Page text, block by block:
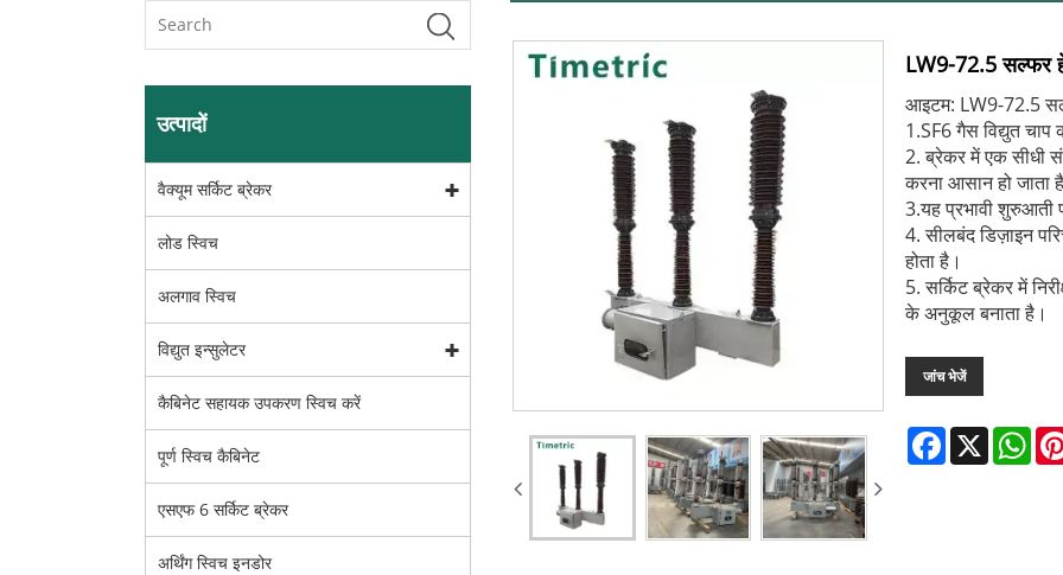
उत्पादों
वैक्यूम सर्किट ब्रेकर
लोड स्विच
अलगाव स्विच
विद्युत इन्सुलेटर
कैबिनेट सहायक उपकरण स्विच करें
पूर्ण स्विच कैबिनेट
एसएफ 6 सर्किट ब्रेकर
अर्थिंग स्विच इनडोर
LW9-72.5 सल्फर
आइटम: LW9-72.5
1.SF6 गैस विद्युत चाप
2. ब्रेकर में एक सीधी
करना आसान हो जाता
3.यह प्रभावी शुरुआती
4. सीलबंद डिज़ाइन
होता है।
5. सर्किट ब्रेकर में
के अनुकूल बनाता है।
जांच भेजें
Facebook
X